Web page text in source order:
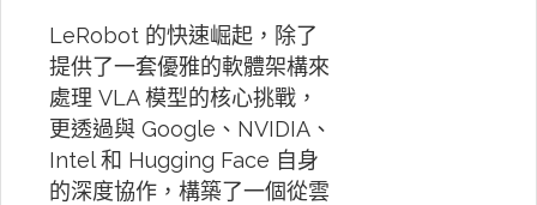
LeRobot 的快速崛起，除了
提供了一套優雅的軟體架構來
處理 VLA 模型的核心挑戰，
更透過與 Google、NVIDIA、
Intel 和 Hugging Face 自身
的深度協作，構築了一個從雲